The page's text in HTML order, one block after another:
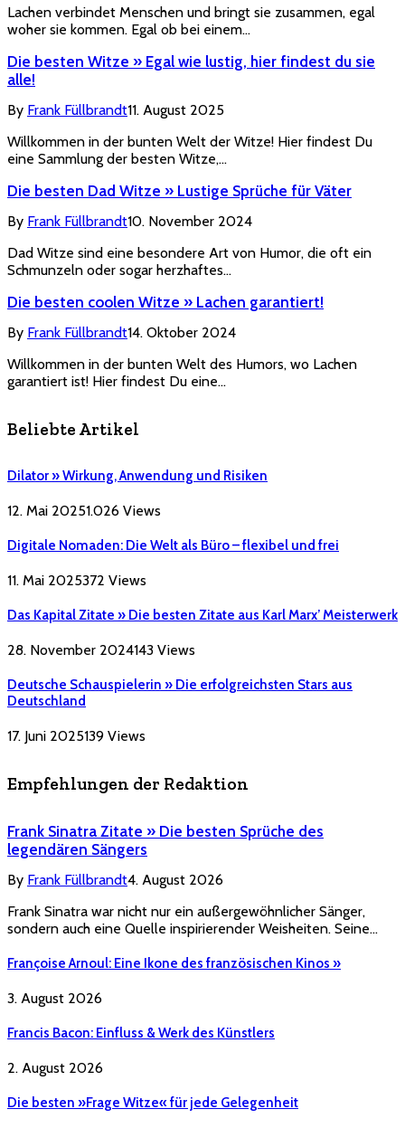
Lachen verbindet Menschen und bringt sie zusammen, egal
woher sie kommen. Egal ob bei einem…
Die besten Witze » Egal wie lustig, hier findest du sie
alle!
By Frank Füllbrandt11. August 2025
Willkommen in der bunten Welt der Witze! Hier findest Du
eine Sammlung der besten Witze,…
Die besten Dad Witze » Lustige Sprüche für Väter
By Frank Füllbrandt10. November 2024
Dad Witze sind eine besondere Art von Humor, die oft ein
Schmunzeln oder sogar herzhaftes…
Die besten coolen Witze » Lachen garantiert!
By Frank Füllbrandt14. Oktober 2024
Willkommen in der bunten Welt des Humors, wo Lachen
garantiert ist! Hier findest Du eine…
Beliebte Artikel
Dilator » Wirkung, Anwendung und Risiken
12. Mai 20251.026 Views
Digitale Nomaden: Die Welt als Büro – flexibel und frei
11. Mai 2025372 Views
Das Kapital Zitate » Die besten Zitate aus Karl Marx’ Meisterwerk
28. November 2024143 Views
Deutsche Schauspielerin » Die erfolgreichsten Stars aus
Deutschland
17. Juni 2025139 Views
Empfehlungen der Redaktion
Frank Sinatra Zitate » Die besten Sprüche des
legendären Sängers
By Frank Füllbrandt4. August 2026
Frank Sinatra war nicht nur ein außergewöhnlicher Sänger,
sondern auch eine Quelle inspirierender Weisheiten. Seine…
Françoise Arnoul: Eine Ikone des französischen Kinos »
3. August 2026
Francis Bacon: Einfluss & Werk des Künstlers
2. August 2026
Die besten »Frage Witze« für jede Gelegenheit